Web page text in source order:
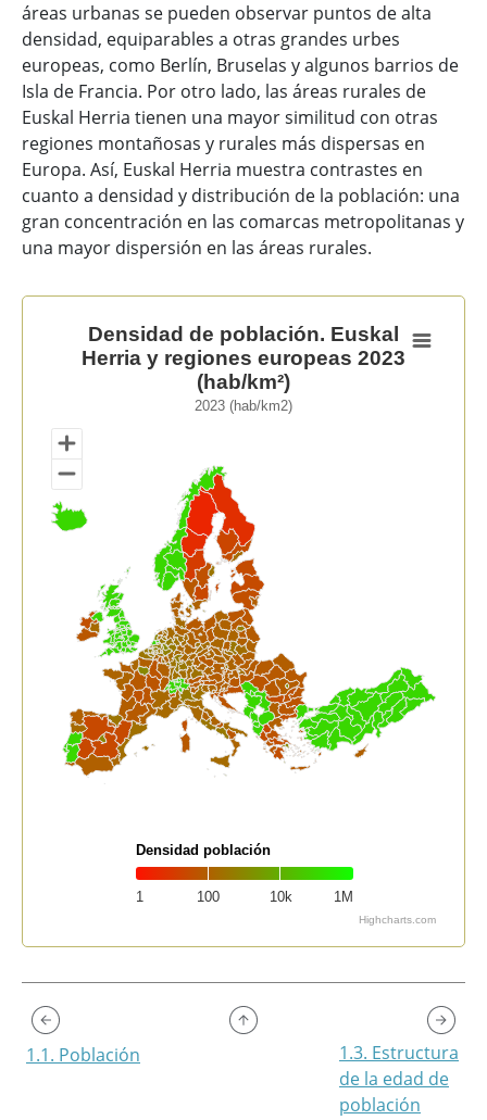
áreas urbanas se pueden observar puntos de alta
densidad, equiparables a otras grandes urbes
europeas, como Berlín, Bruselas y algunos barrios de
Isla de Francia. Por otro lado, las áreas rurales de
Euskal Herria tienen una mayor similitud con otras
regiones montañosas y rurales más dispersas en
Europa. Así, Euskal Herria muestra contrastes en
cuanto a densidad y distribución de la población: una
gran concentración en las comarcas metropolitanas y
una mayor dispersión en las áreas rurales.
Densidad de población. Euskal Herria y regiones
Map of unspecified region with 1 data series.
View as data table, Densidad de población. Euskal
Densidad de población. Euskal
Herria y regiones europeas 2023
(hab/km²)
2023 (hab/km2)
1 100 10k 1M
Densidad población
Highcharts.com
1.1. Población
1.3. Estructura
de la edad de
población